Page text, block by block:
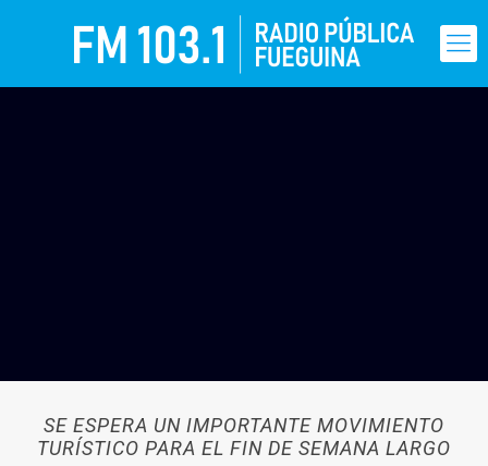
SE ESPERA UN IMPORTANTE MOVIMIENTO
TURÍSTICO PARA EL FIN DE SEMANA LARGO